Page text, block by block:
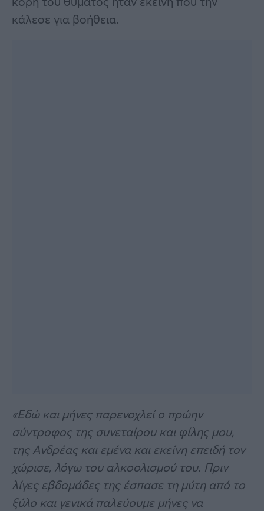
κάλεσε για βοήθεια.
«Εδώ και μήνες παρενοχλεί ο πρώην
σύντροφος της συνεταίρου και φίλης μου,
της Ανδρέας και εμένα και εκείνη επειδή τον
χώρισε, λόγω του αλκοολισμού του. Πριν
λίγες εβδομάδες της έσπασε τη μύτη από το
ξύλο και γενικά παλεύουμε μήνες να